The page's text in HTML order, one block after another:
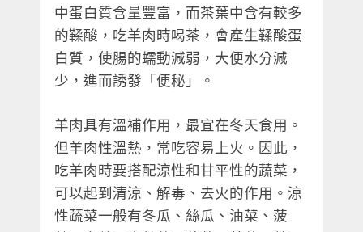
中蛋白質含量豐富，而茶葉中含有較多
的鞣酸，吃羊肉時喝茶，會產生鞣酸蛋
白質，使腸的蠕動減弱，大便水分減
少，進而誘發「便秘」。
羊肉具有溫補作用，最宜在冬天食用。
但羊肉性溫熱，常吃容易上火。因此，
吃羊肉時要搭配涼性和甘平性的蔬菜，
可以起到清涼、解毒、去火的作用。涼
性蔬菜一般有冬瓜、絲瓜、油菜、菠